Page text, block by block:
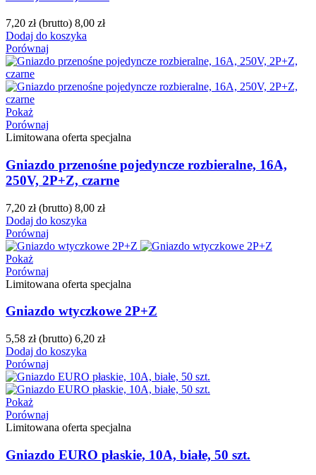
7,20 zł (brutto) 8,00 zł
Dodaj do koszyka
Porównaj
Pokaż
Porównaj
Limitowana oferta specjalna
Gniazdo przenośne pojedyncze rozbieralne, 16A,
250V, 2P+Z, czarne
7,20 zł (brutto) 8,00 zł
Dodaj do koszyka
Porównaj
Pokaż
Porównaj
Limitowana oferta specjalna
Gniazdo wtyczkowe 2P+Z
5,58 zł (brutto) 6,20 zł
Dodaj do koszyka
Porównaj
Pokaż
Porównaj
Limitowana oferta specjalna
Gniazdo EURO płaskie, 10A, białe, 50 szt.